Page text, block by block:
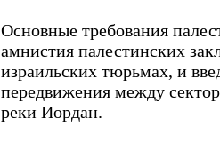
Основные требования
амнистия палестинских
израильских тюрьмах, и
передвижения между
реки Иордан.